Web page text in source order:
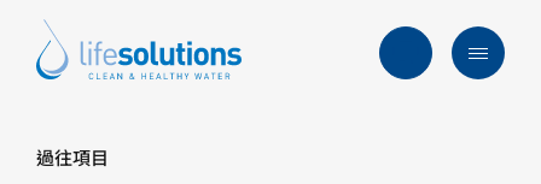
content
香
Menu
行業及方案
過往項目